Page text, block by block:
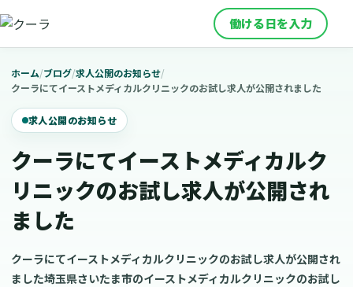
働ける日を入力
ホーム/ブログ/求人公開のお知らせ/
クーラにてイーストメディカルクリニックのお試し求人が公開されました
求人公開のお知らせ
クーラにてイーストメディカルク
リニックのお試し求人が公開され
ました
クーラにてイーストメディカルクリニックのお試し求人が公開され
ました埼玉県さいたま市のイーストメディカルクリニックのお試し